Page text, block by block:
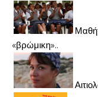
«βρώμικη»..